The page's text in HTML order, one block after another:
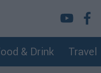
& Drink Travel